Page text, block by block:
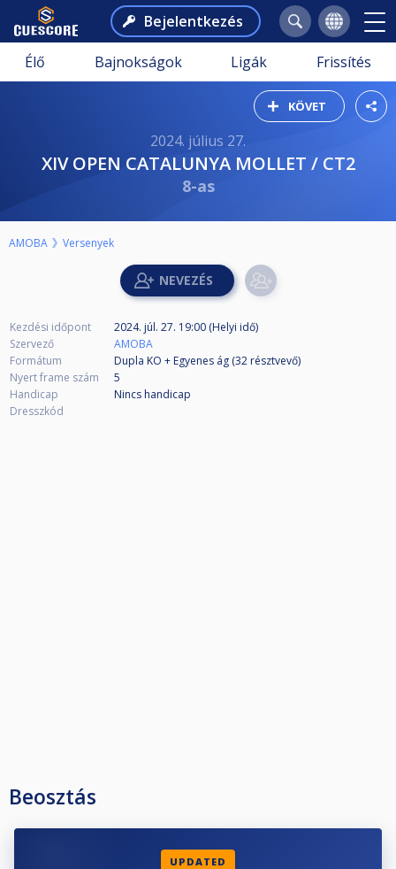
Bejelentkezés
Élő Bajnokságok Ligák Frissítés
KÖVET
2024. július 27.
XIV OPEN CATALUNYA MOLLET / CT2
8-as
AMOBA Versenyek
Kezdési időpont
2024. júl. 27. 19:00 (Helyi idő)
Szervező
AMOBA
Formátum
Dupla KO + Egyenes ág (32 résztvevő)
Nyert frame szám
5
Handicap
Nincs handicap
Dresszkód
Beosztás
UPDATED